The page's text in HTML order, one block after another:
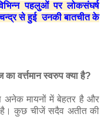
पहलुओं पर लोकसंघर्ष
से हुई उनकी बातचीत के
वर्त्तमान स्वरुप क्या है?
अनेक मायनों में बेहतर है और
है। कुछ चीजें सदैव अतीत की